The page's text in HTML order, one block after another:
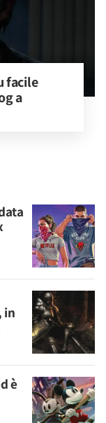
facile
a
in
è